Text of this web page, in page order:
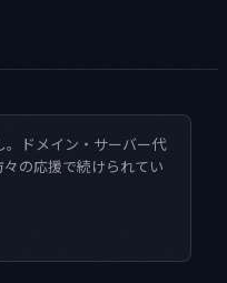
ドメイン・サーバー代
の応援で続けられてい